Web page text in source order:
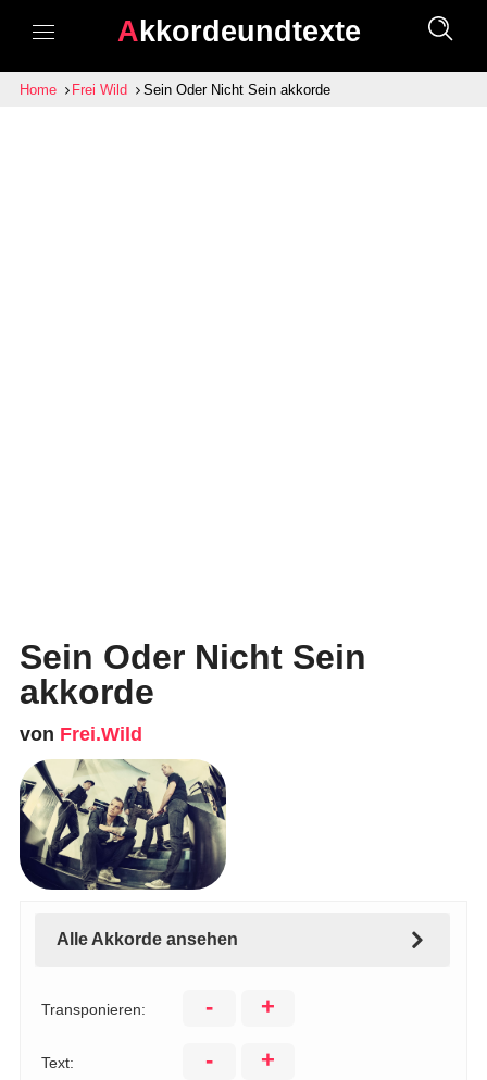
Akkordeundtexte
Home Frei Wild Sein Oder Nicht Sein akkorde
Sein Oder Nicht Sein
akkorde
von Frei.Wild
Alle Akkorde ansehen
Transponieren: - +
Text: - +